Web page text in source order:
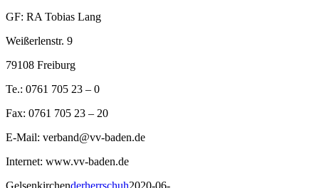
GF: RA Tobias Lang
Weißerlenstr. 9
79108 Freiburg
Te.: 0761 705 23 – 0
Fax: 0761 705 23 – 20
E-Mail: verband@vv-baden.de
Internet: www.vv-baden.de